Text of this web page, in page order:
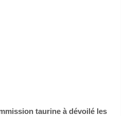
taurine à dévoilé les